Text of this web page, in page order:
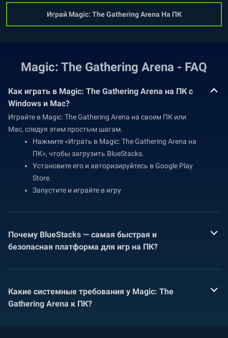
Играй Magic: The Gathering Arena На ПК
Magic: The Gathering Arena - FAQ
Как играть в Magic: The Gathering Arena на ПК с
Windows и Mac?
Играйте в Magic: The Gathering Arena на своем ПК или
Mac, следуя этим простым шагам.
Нажмите «Играть в Magic: The Gathering Arena на
ПК», чтобы загрузить BlueStacks.
Установите его и авторизируйтесь в Google Play
Store.
Запустите и играйте в игру
Почему BlueStacks — самая быстрая и
безопасная платформа для игр на ПК?
Какие системные требования у Magic: The
Gathering Arena к ПК?